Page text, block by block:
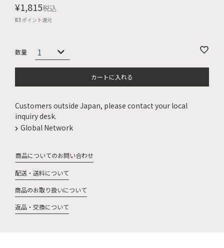
¥1,815税込
83ポイント還元
カートに入れる
Customers outside Japan, please contact your local
inquiry desk.
Global Network
商品についてのお問い合わせ
配送・送料について
商品のお取り扱いについて
返品・交換について